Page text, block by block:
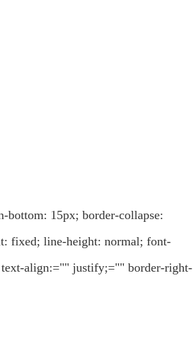
15px; border-collapse:
fixed; line-height: normal; font-
align:="" justify;="" border-right-